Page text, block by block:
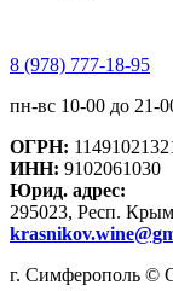
8 (978) 777-18-95
пн-вс 10-00 до 21-
ОГРН:
ИНН: 9102061030
Юрид. адрес:
295023, Респ.
г. Симферополь ©